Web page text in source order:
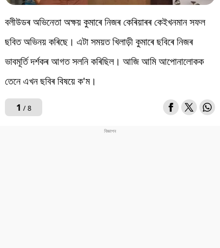
বলীউডৰ অভিনেতা অক্ষয় কুমাৰে নিজৰ কেৰিয়াৰৰ কেইখনমান সফল
ছবিত অভিনয় কৰিছে। এটা সময়ত খিলাড়ী কুমাৰে ছবিৰে নিজৰ
ভাবমূৰ্তি দৰ্শকৰ আগত সলনি কৰিছিল। আজি আমি আপোনালোকক
তেনে এখন ছবিৰ বিষয়ে ক'ম।
1 / 8